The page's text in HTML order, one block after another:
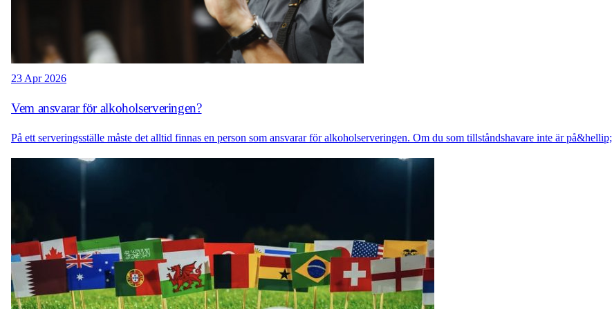
23 Apr 2026
Vem ansvarar för alkoholserveringen?
På ett serveringsställe måste det alltid finnas en person som ansvarar för alkoholserveringen. Om du som tillståndshavare inte är på&hellip;